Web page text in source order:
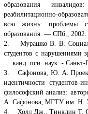
образования
реабилитационно-
всю жизнь: проблемы
образования. — СПб.,
2. Мурашко В. В.
студентов с нарушениями
… канд. пси. наук. - Санкт-
3. Сафонова, Ю. А.
идентичности студентов-
философский анализ:
А. Сафонова; МГТУ им. Н.
4. Холл Дж., Тинклин Т.